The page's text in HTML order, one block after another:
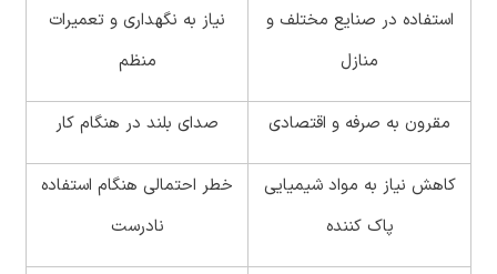
استفاده در صنایع مختلف و
منازل
نیاز به نگهداری و تعمیرات
منظم
مقرون به صرفه و اقتصادی صدای بلند در هنگام کار
کاهش نیاز به مواد شیمیایی
پاک کننده
خطر احتمالی هنگام استفاده
نادرست